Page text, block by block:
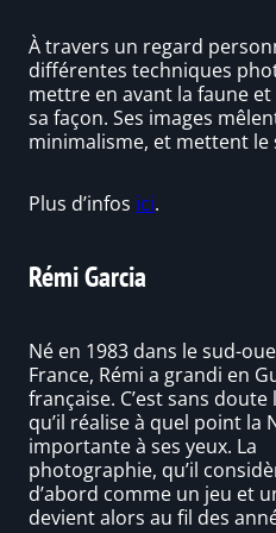
À travers un regard
différentes techniques
mettre en avant la faune
sa façon. Ses images
minimalisme, et mettent le
Plus d’infos ici.
Rémi Garcia
Né en 1983 dans le sud-
France, Rémi a grandi en
française. C’est sans doute
qu’il réalise à quel point la
importante à ses yeux. La
photographie, qu’il
d’abord comme un jeu et
devient alors au fil des